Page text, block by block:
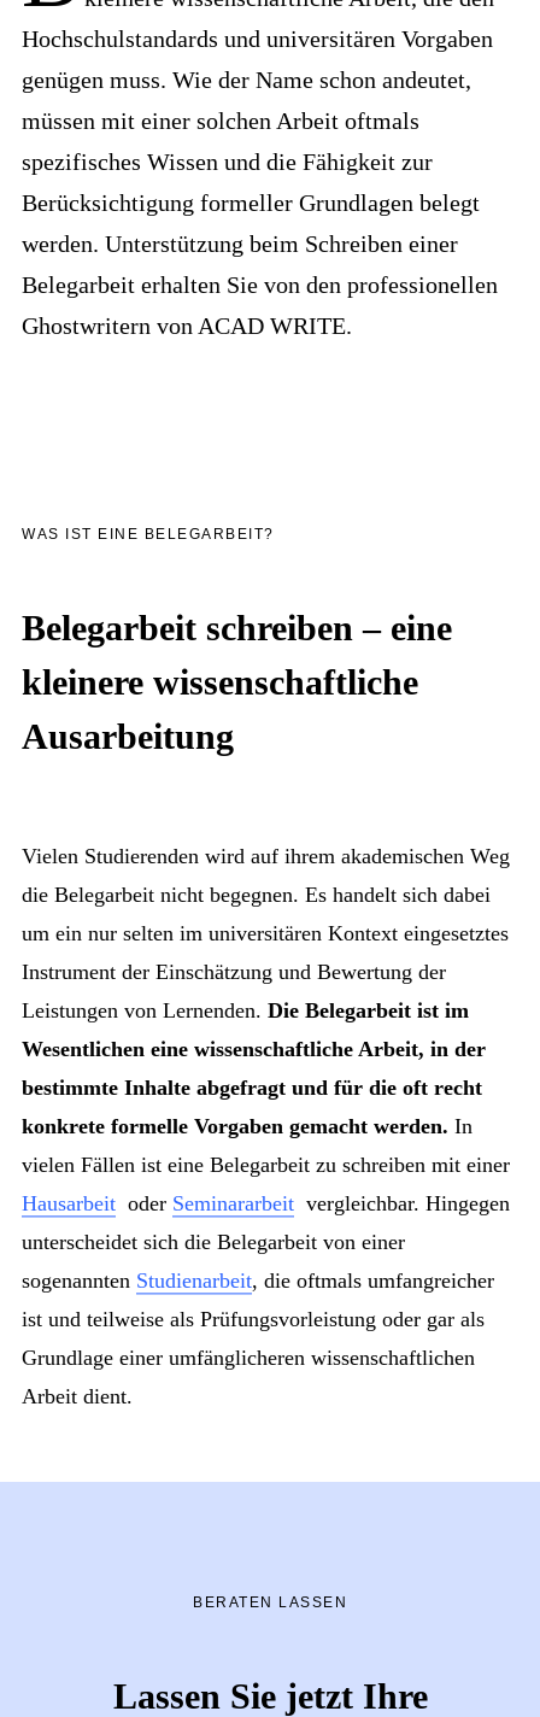
Hochschulstandards und universitären Vorgaben
genügen muss. Wie der Name schon andeutet,
müssen mit einer solchen Arbeit oftmals
spezifisches Wissen und die Fähigkeit zur
Berücksichtigung formeller Grundlagen belegt
werden. Unterstützung beim Schreiben einer
Belegarbeit erhalten Sie von den professionellen
Ghostwritern von ACAD WRITE.
WAS IST EINE BELEGARBEIT?
Belegarbeit schreiben – eine
kleinere wissenschaftliche
Ausarbeitung
Vielen Studierenden wird auf ihrem akademischen Weg
die Belegarbeit nicht begegnen. Es handelt sich dabei
um ein nur selten im universitären Kontext eingesetztes
Instrument der Einschätzung und Bewertung der
Leistungen von Lernenden. Die Belegarbeit ist im
Wesentlichen eine wissenschaftliche Arbeit, in der
bestimmte Inhalte abgefragt und für die oft recht
konkrete formelle Vorgaben gemacht werden. In
vielen Fällen ist eine Belegarbeit zu schreiben mit einer
Hausarbeit oder Seminararbeit vergleichbar. Hingegen
unterscheidet sich die Belegarbeit von einer
sogenannten Studienarbeit, die oftmals umfangreicher
ist und teilweise als Prüfungsvorleistung oder gar als
Grundlage einer umfänglicheren wissenschaftlichen
Arbeit dient.
BERATEN LASSEN
Lassen Sie jetzt Ihre